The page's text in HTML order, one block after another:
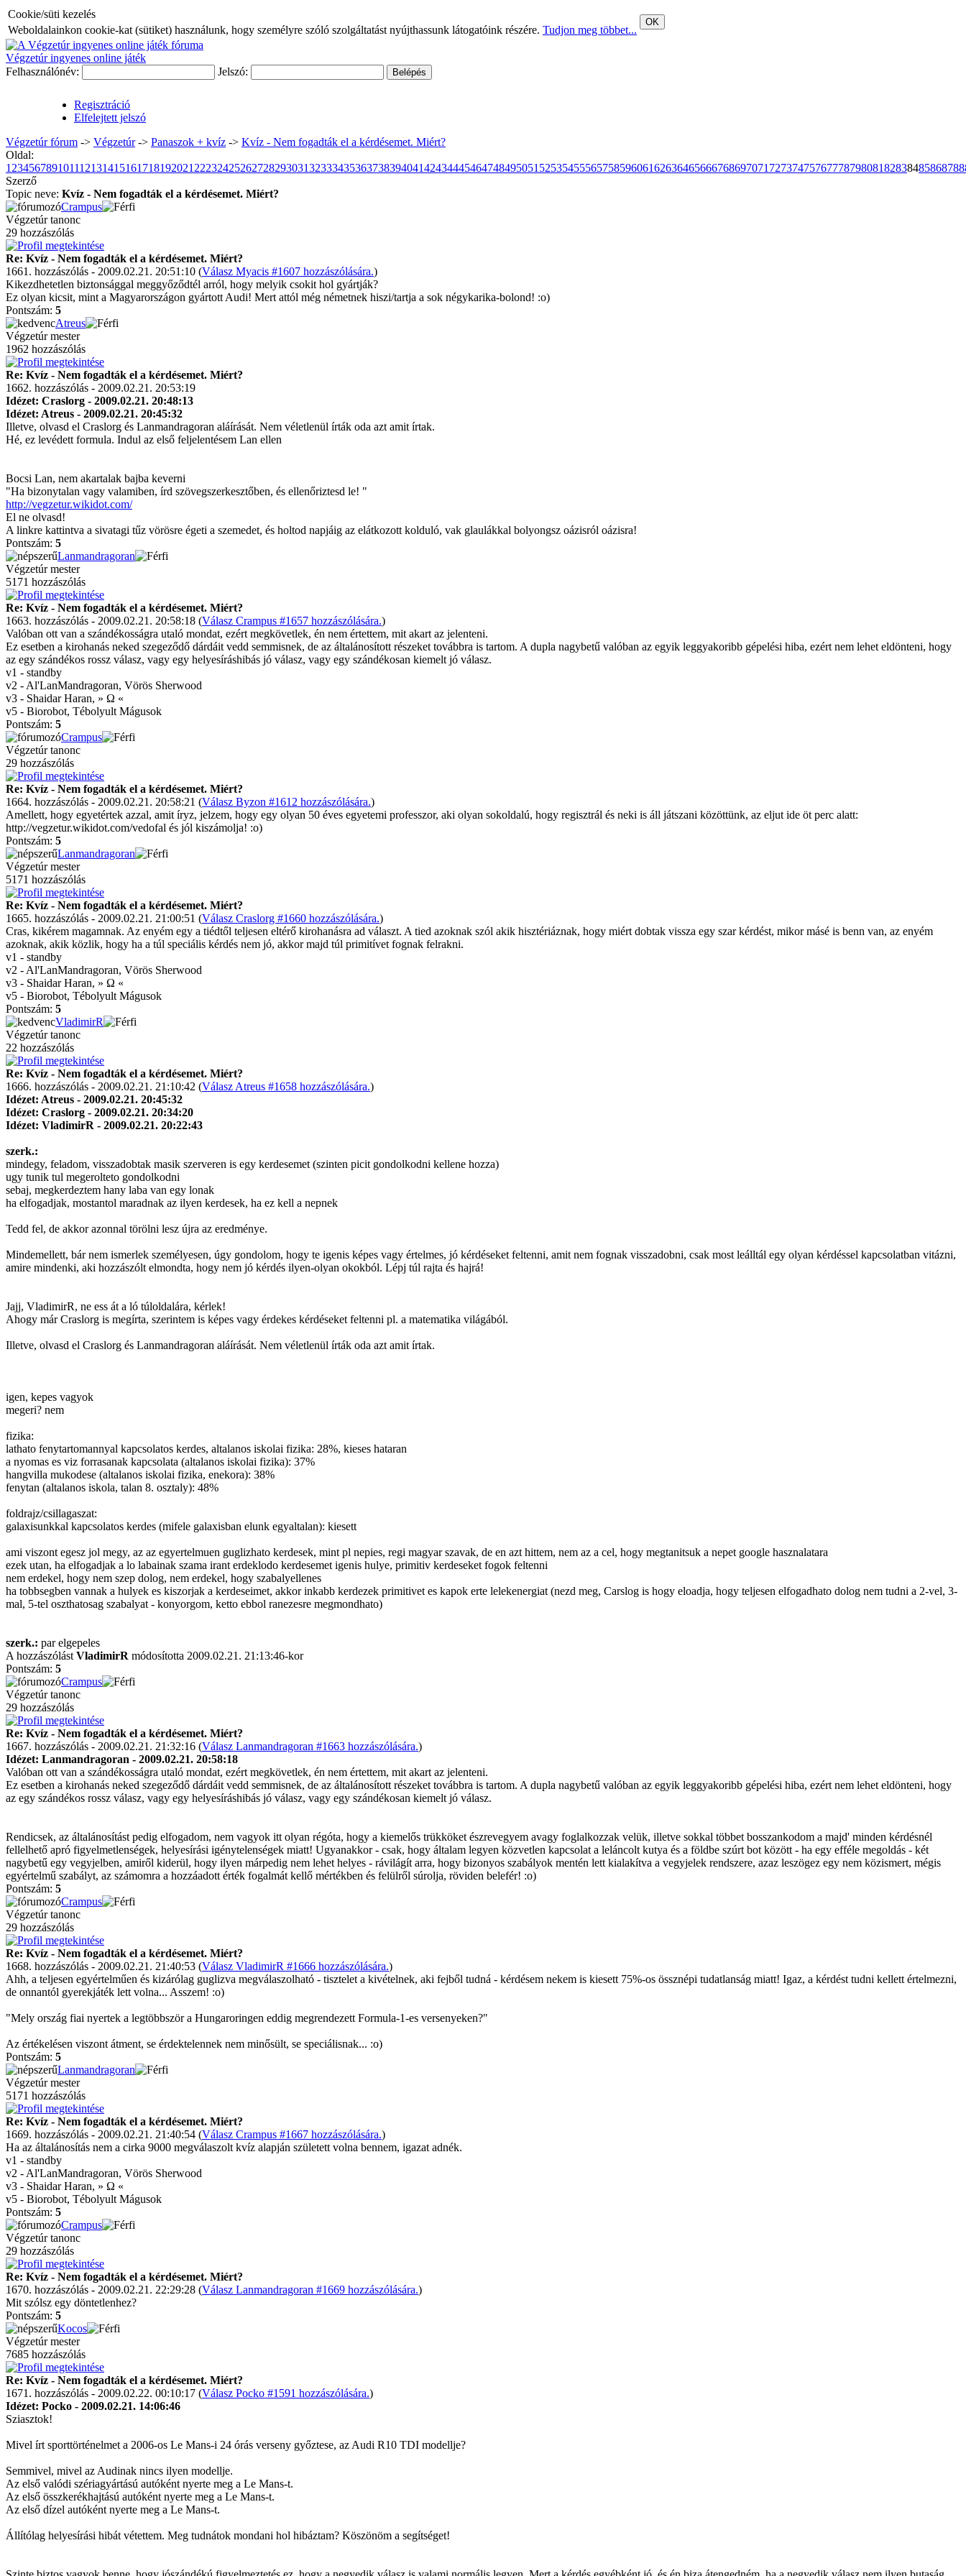
Cookie/süti kezelés
OK
Weboldalainkon cookie-kat (sütiket) használunk, hogy személyre szóló szolgáltatást nyújthassunk látogatóink részére. Tudjon meg többet...
Végzetúr ingyenes online játék
Felhasználónév:
Jelszó:
Regisztráció
Elfelejtett jelszó
Végzetúr fórum -> Végzetúr-> Panaszok + kvíz -> Kvíz - Nem fogadták el a kérdésemet. Miért?
Oldal:
1 23456789101112131415161718192021 222324252627282930313233343536373839404142434445464748495051 5253545556575859606162636465666768697071 7273747576777879808182838485868788
Szerző
Topic neve: Kvíz - Nem fogadták el a kérdésemet. Miért?
Crampus
Végzetúr tanonc
29 hozzászólás
Re: Kvíz - Nem fogadták el a kérdésemet. Miért?
1661. hozzászólás - 2009.02.21. 20:51:10 (Válasz Myacis #1607 hozzászólására.)
Kikezdhetetlen biztonsággal meggyőződtél arról, hogy melyik csokit hol gyártják?
Ez olyan kicsit, mint a Magyarországon gyártott Audi! Mert attól még németnek hiszi/tartja a sok négykarika-bolond! :o)
Pontszám: 5
Atreus
Végzetúr mester
1962 hozzászólás
Re: Kvíz - Nem fogadták el a kérdésemet. Miért?
1662. hozzászólás - 2009.02.21. 20:53:19
Idézet: Craslorg - 2009.02.21. 20:48:13
Idézet: Atreus - 2009.02.21. 20:45:32
Illetve, olvasd el Craslorg és Lanmandragoran aláírását. Nem véletlenül írták oda azt amit írtak.
Hé, ez levédett formula. Indul az első feljelentésem Lan ellen
Bocsi Lan, nem akartalak bajba keverni
"Ha bizonytalan vagy valamiben, írd szövegszerkesztőben, és ellenőriztesd le! "
http://vegzetur.wikidot.com/
El ne olvasd!
A linkre kattintva a sivatagi tűz vörösre égeti a szemedet, és holtod napjáig az elátkozott kolduló, vak glaulákkal bolyongsz oázisról oázisra!
Pontszám: 5
Lanmandragoran
Végzetúr mester
5171 hozzászólás
Re: Kvíz - Nem fogadták el a kérdésemet. Miért?
1663. hozzászólás - 2009.02.21. 20:58:18 (Válasz Crampus #1657 hozzászólására.)
Valóban ott van a szándékosságra utaló mondat, ezért megkövetlek, én nem értettem, mit akart az jelenteni.
Ez esetben a kirohanás neked szegeződő dárdáit vedd semmisnek, de az általánosított részeket továbbra is tartom. A dupla nagybetű valóban az egyik leggyakoribb gépelési hiba, ezért nem lehet eldönteni, hogy
az egy szándékos rossz válasz, vagy egy helyesíráshibás jó válasz, vagy egy szándékosan kiemelt jó válasz.
v1 - standby
v2 - Al'LanMandragoran, Vörös Sherwood
v3 - Shaidar Haran, » Ω «
v5 - Biorobot, Tébolyult Mágusok
Pontszám: 5
Crampus
Végzetúr tanonc
29 hozzászólás
Re: Kvíz - Nem fogadták el a kérdésemet. Miért?
1664. hozzászólás - 2009.02.21. 20:58:21 (Válasz Byzon #1612 hozzászólására.)
Amellett, hogy egyetértek azzal, amit íryz, jelzem, hogy egy olyan 50 éves egyetemi professzor, aki olyan sokoldalú, hogy regisztrál és neki is áll játszani közöttünk, az eljut ide öt perc alatt:
http://vegzetur.wikidot.com/vedofal és jól kiszámolja! :o)
Pontszám: 5
Lanmandragoran
Végzetúr mester
5171 hozzászólás
Re: Kvíz - Nem fogadták el a kérdésemet. Miért?
1665. hozzászólás - 2009.02.21. 21:00:51 (Válasz Craslorg #1660 hozzászólására.)
Cras, kikérem magamnak. Az enyém egy a tiédtől teljesen eltérő kirohanásra ad választ. A tied azoknak szól akik hisztériáznak, hogy miért dobtak vissza egy szar kérdést, mikor másé is benn van, az enyém
azoknak, akik közlik, hogy ha a túl speciális kérdés nem jó, akkor majd túl primitívet fognak felrakni.
v1 - standby
v2 - Al'LanMandragoran, Vörös Sherwood
v3 - Shaidar Haran, » Ω «
v5 - Biorobot, Tébolyult Mágusok
Pontszám: 5
VladimirR
Végzetúr tanonc
22 hozzászólás
Re: Kvíz - Nem fogadták el a kérdésemet. Miért?
1666. hozzászólás - 2009.02.21. 21:10:42 (Válasz Atreus #1658 hozzászólására.)
Idézet: Atreus - 2009.02.21. 20:45:32
Idézet: Craslorg - 2009.02.21. 20:34:20
Idézet: VladimirR - 2009.02.21. 20:22:43
szerk.:
mindegy, feladom, visszadobtak masik szerveren is egy kerdesemet (szinten picit gondolkodni kellene hozza)
ugy tunik tul megerolteto gondolkodni
sebaj, megkerdeztem hany laba van egy lonak
ha elfogadjak, mostantol maradnak az ilyen kerdesek, ha ez kell a nepnek
Tedd fel, de akkor azonnal törölni lesz újra az eredménye.
Mindemellett, bár nem ismerlek személyesen, úgy gondolom, hogy te igenis képes vagy értelmes, jó kérdéseket feltenni, amit nem fognak visszadobni, csak most leálltál egy olyan kérdéssel kapcsolatban vitázni,
amire mindenki, aki hozzászólt elmondta, hogy nem jó kérdés ilyen-olyan okokból. Lépj túl rajta és hajrá!
Jajj, VladimirR, ne ess át a ló túloldalára, kérlek!
Ahogy már Craslorg is megírta, szerintem is képes vagy érdekes kérdéseket feltenni pl. a matematika világából.
Illetve, olvasd el Craslorg és Lanmandragoran aláírását. Nem véletlenül írták oda azt amit írtak.
igen, kepes vagyok
megeri? nem
fizika:
lathato fenytartomannyal kapcsolatos kerdes, altalanos iskolai fizika: 28%, kieses hataran
a nyomas es viz forrasanak kapcsolata (altalanos iskolai fizika): 37%
hangvilla mukodese (altalanos iskolai fizika, enekora): 38%
fenytan (altalanos iskola, talan 8. osztaly): 48%
foldrajz/csillagaszat:
galaxisunkkal kapcsolatos kerdes (mifele galaxisban elunk egyaltalan): kiesett
ami viszont egesz jol megy, az az egyertelmuen guglizhato kerdesek, mint pl nepies, regi magyar szavak, de en azt hittem, nem az a cel, hogy megtanitsuk a nepet google hasznalatara
ezek utan, ha elfogadjak a lo labainak szama irant erdeklodo kerdesemet igenis hulye, primitiv kerdeseket fogok feltenni
nem erdekel, hogy nem szep dolog, nem erdekel, hogy szabalyellenes
ha tobbsegben vannak a hulyek es kiszorjak a kerdeseimet, akkor inkabb kerdezek primitivet es kapok erte lelekenergiat (nezd meg, Carslog is hogy eloadja, hogy teljesen elfogadhato dolog nem tudni a 2-vel, 3-
mal, 5-tel oszthatosag szabalyat - konyorgom, ketto ebbol ranezesre megmondhato)
szerk.: par elgepeles
A hozzászólást VladimirR módosította 2009.02.21. 21:13:46-kor
Pontszám: 5
Crampus
Végzetúr tanonc
29 hozzászólás
Re: Kvíz - Nem fogadták el a kérdésemet. Miért?
1667. hozzászólás - 2009.02.21. 21:32:16 (Válasz Lanmandragoran #1663 hozzászólására.)
Idézet: Lanmandragoran - 2009.02.21. 20:58:18
Valóban ott van a szándékosságra utaló mondat, ezért megkövetlek, én nem értettem, mit akart az jelenteni.
Ez esetben a kirohanás neked szegeződő dárdáit vedd semmisnek, de az általánosított részeket továbbra is tartom. A dupla nagybetű valóban az egyik leggyakoribb gépelési hiba, ezért nem lehet eldönteni, hogy
az egy szándékos rossz válasz, vagy egy helyesíráshibás jó válasz, vagy egy szándékosan kiemelt jó válasz.
Rendicsek, az általánosítást pedig elfogadom, nem vagyok itt olyan régóta, hogy a kiemelős trükköket észrevegyem avagy foglalkozzak velük, illetve sokkal többet bosszankodom a majd' minden kérdésnél
fellelhető apró figyelmetlenségek, helyesírási igénytelenségek miatt! Ugyanakkor - csak, hogy általam legyen közvetlen kapcsolat a leláncolt kutya és a földbe szúrt bot között - ha egy efféle megoldás - két
nagybetű egy vegyjelben, amiről kiderül, hogy ilyen márpedig nem lehet helyes - rávilágít arra, hogy bizonyos szabályok mentén lett kialakítva a vegyjelek rendszere, azaz leszögez egy nem közismert, mégis
egyértelmű szabályt, az számomra a hozzáadott érték fogalmát kellő mértékben és felülről súrolja, röviden belefér! :o)
Pontszám: 5
Crampus
Végzetúr tanonc
29 hozzászólás
Re: Kvíz - Nem fogadták el a kérdésemet. Miért?
1668. hozzászólás - 2009.02.21. 21:40:53 (Válasz VladimirR #1666 hozzászólására.)
Ahh, a teljesen egyértelműen és kizárólag guglizva megválaszolható - tisztelet a kivételnek, aki fejből tudná - kérdésem nekem is kiesett 75%-os össznépi tudatlanság miatt! Igaz, a kérdést tudni kellett értelmezni,
de onnantól gyerekjáték lett volna... Asszem! :o)
"Mely ország fiai nyertek a legtöbbször a Hungaroringen eddig megrendezett Formula-1-es versenyeken?"
Az értékelésen viszont átment, se érdektelennek nem minősült, se speciálisnak... :o)
Pontszám: 5
Lanmandragoran
Végzetúr mester
5171 hozzászólás
Re: Kvíz - Nem fogadták el a kérdésemet. Miért?
1669. hozzászólás - 2009.02.21. 21:40:54 (Válasz Crampus #1667 hozzászólására.)
Ha az általánosítás nem a cirka 9000 megválaszolt kvíz alapján született volna bennem, igazat adnék.
v1 - standby
v2 - Al'LanMandragoran, Vörös Sherwood
v3 - Shaidar Haran, » Ω «
v5 - Biorobot, Tébolyult Mágusok
Pontszám: 5
Crampus
Végzetúr tanonc
29 hozzászólás
Re: Kvíz - Nem fogadták el a kérdésemet. Miért?
1670. hozzászólás - 2009.02.21. 22:29:28 (Válasz Lanmandragoran #1669 hozzászólására.)
Mit szólsz egy döntetlenhez?
Pontszám: 5
Kocos
Végzetúr mester
7685 hozzászólás
Re: Kvíz - Nem fogadták el a kérdésemet. Miért?
1671. hozzászólás - 2009.02.22. 00:10:17 (Válasz Pocko #1591 hozzászólására.)
Idézet: Pocko - 2009.02.21. 14:06:46
Sziasztok!
Mivel írt sporttörténelmet a 2006-os Le Mans-i 24 órás verseny győztese, az Audi R10 TDI modellje?
Semmivel, mivel az Audinak nincs ilyen modellje.
Az első valódi szériagyártású autóként nyerte meg a Le Mans-t.
Az első összkerékhajtású autóként nyerte meg a Le Mans-t.
Az első dízel autóként nyerte meg a Le Mans-t.
Állítólag helyesírási hibát vétettem. Meg tudnátok mondani hol hibáztam? Köszönöm a segítséget!